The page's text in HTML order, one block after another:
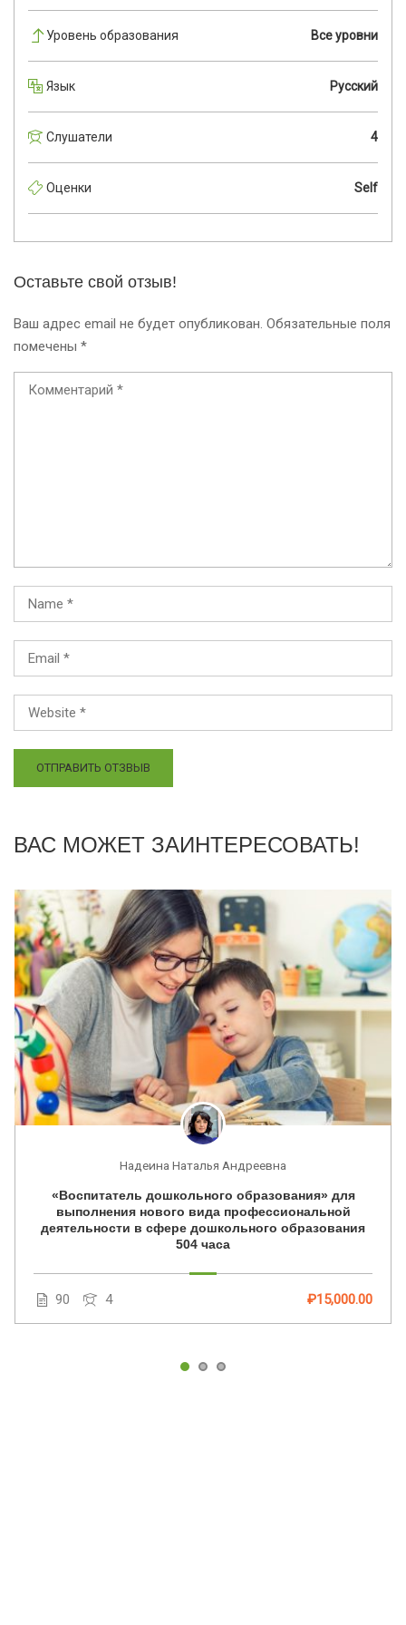
Уровень образования Все уровни
Язык Русский
Слушатели 4
Оценки Self
Оставьте свой отзыв!
Ваш адрес email не будет опубликован. Обязательные поля
помечены *
ВАС МОЖЕТ ЗАИНТЕРЕСОВАТЬ!
Надеина Наталья Андреевна
«Воспитатель дошкольного образования» для
выполнения нового вида профессиональной
деятельности в сфере дошкольного образования
504 часа
90 4 ₽15,000.00